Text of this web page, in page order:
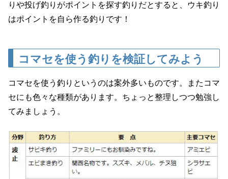
りや投げ釣りがポイントを探す釣りだとすると、ウキ釣り
はポイントを自ら作る釣りです！
コマセを使う釣りを検証してみよう
コマセを使う釣りというのは案外多いものです。またコマ
セにも色々な種類があります。ちょっと整理しつつ勉強し
てみましょう。